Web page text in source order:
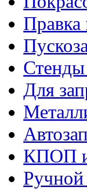
Правка
Для
КПОП
Ручной